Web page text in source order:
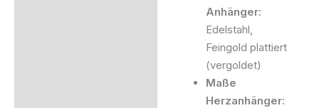
Anhänger:
Edelstahl,
Feingold plattiert
(vergoldet)
Maße
Herzanhänger: